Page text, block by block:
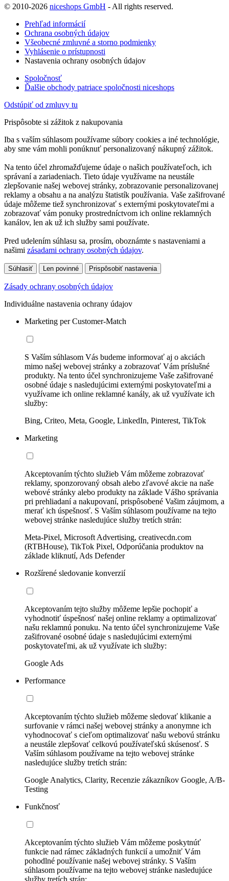
© 2010-2026 niceshops GmbH - All rights reserved.
Prehľad informácií
Ochrana osobných údajov
Všeobecné zmluvné a storno podmienky
Vyhlásenie o prístupnosti
Nastavenia ochrany osobných údajov
Spoločnosť
Ďalšie obchody patriace spoločnosti niceshops
Odstúpiť od zmluvy tu
Prispôsobte si zážitok z nakupovania
Iba s vaším súhlasom používame súbory cookies a iné technológie,
aby sme vám mohli ponúknuť personalizovaný nákupný zážitok.
Na tento účel zhromažďujeme údaje o našich používateľoch, ich
správaní a zariadeniach. Tieto údaje využívame na neustále
zlepšovanie našej webovej stránky, zobrazovanie personalizovanej
reklamy a obsahu a na analýzu štatistík používania. Vaše zašifrované
údaje môžeme tiež synchronizovať s externými poskytovateľmi a
zobrazovať vám ponuky prostredníctvom ich online reklamných
kanálov, len ak už ich služby sami používate.
Pred udelením súhlasu sa, prosím, oboznámte s nastaveniami a
našimi zásadami ochrany osobných údajov.
Súhlasiť Len povinné Prispôsobiť nastavenia
Zásady ochrany osobných údajov
Individuálne nastavenia ochrany údajov
Marketing per Customer-Match
S Vaším súhlasom Vás budeme informovať aj o akciách
mimo našej webovej stránky a zobrazovať Vám príslušné
produkty. Na tento účel synchronizujeme Vaše zašifrované
osobné údaje s nasledujúcimi externými poskytovateľmi a
využívame ich online reklamné kanály, ak už využívate ich
služby:
Bing, Criteo, Meta, Google, LinkedIn, Pinterest, TikTok
Marketing
Akceptovaním týchto služieb Vám môžeme zobrazovať
reklamy, sponzorovaný obsah alebo zľavové akcie na naše
webové stránky alebo produkty na základe Vášho správania
pri prehliadaní a nakupovaní, prispôsobené Vašim záujmom, a
merať ich úspešnosť. S Vaším súhlasom používame na tejto
webovej stránke nasledujúce služby tretích strán:
Meta-Pixel, Microsoft Advertising, creativecdn.com
(RTBHouse), TikTok Pixel, Odporúčania produktov na
základe kliknutí, Ads Defender
Rozšírené sledovanie konverzií
Akceptovaním tejto služby môžeme lepšie pochopiť a
vyhodnotiť úspešnosť našej online reklamy a optimalizovať
našu reklamnú ponuku. Na tento účel synchronizujeme Vaše
zašifrované osobné údaje s nasledujúcimi externými
poskytovateľmi, ak už využívate ich služby:
Google Ads
Performance
Akceptovaním týchto služieb môžeme sledovať klikanie a
surfovanie v rámci našej webovej stránky a anonymne ich
vyhodnocovať s cieľom optimalizovať našu webovú stránku
a neustále zlepšovať celkovú používateľskú skúsenosť. S
Vaším súhlasom používame na tejto webovej stránke
nasledujúce služby tretích strán:
Google Analytics, Clarity, Recenzie zákazníkov Google, A/B-
Testing
Funkčnosť
Akceptovaním týchto služieb Vám môžeme poskytnúť
funkcie nad rámec základných funkcií a umožniť Vám
pohodlné používanie našej webovej stránky. S Vaším
súhlasom používame na tejto webovej stránke nasledujúce
služby tretích strán: